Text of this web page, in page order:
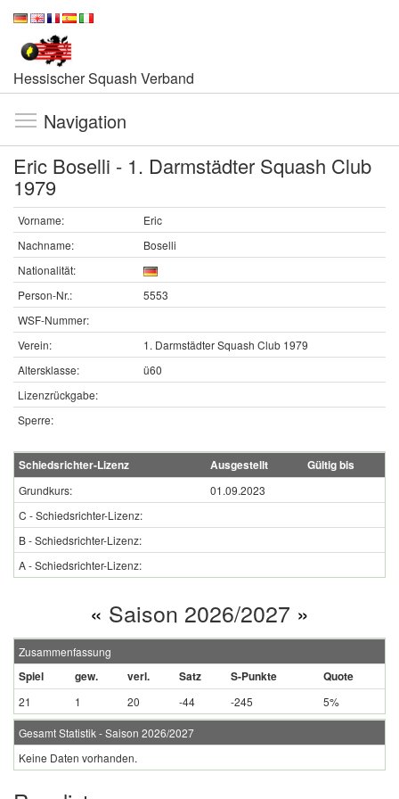
Hessischer Squash Verband
Navigation
Eric Boselli - 1. Darmstädter Squash Club
1979
Vorname:
Eric
Nachname:
Boselli
Nationalität:
Person-Nr.:
5553
WSF-Nummer:
Verein:
1. Darmstädter Squash Club 1979
Altersklasse:
ü60
Lizenzrückgabe:
Sperre:
Schiedsrichter-Lizenz Ausgestellt Gültig bis
Grundkurs:
01.09.2023
C - Schiedsrichter-Lizenz:
B - Schiedsrichter-Lizenz:
A - Schiedsrichter-Lizenz:
« Saison 2026/2027 »
Zusammenfassung
Spiel gew. verl. Satz S-Punkte Quote
21 1 20 -44 -245 5%
Gesamt Statistik - Saison 2026/2027
Keine Daten vorhanden.